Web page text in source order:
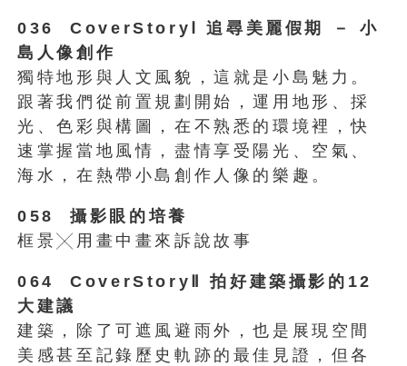
036 CoverStoryⅠ 追尋美麗假期 － 小
島人像創作
獨特地形與人文風貌，這就是小島魅力。
跟著我們從前置規劃開始，運用地形、採
光、色彩與構圖，在不熟悉的環境裡，快
速掌握當地風情，盡情享受陽光、空氣、
海水，在熱帶小島創作人像的樂趣。
058 攝影眼的培養
框景╳用畫中畫來訴說故事
064 CoverStoryⅡ 拍好建築攝影的12
大建議
建築，除了可遮風避雨外，也是展現空間
美感甚至記錄歷史軌跡的最佳見證，但各